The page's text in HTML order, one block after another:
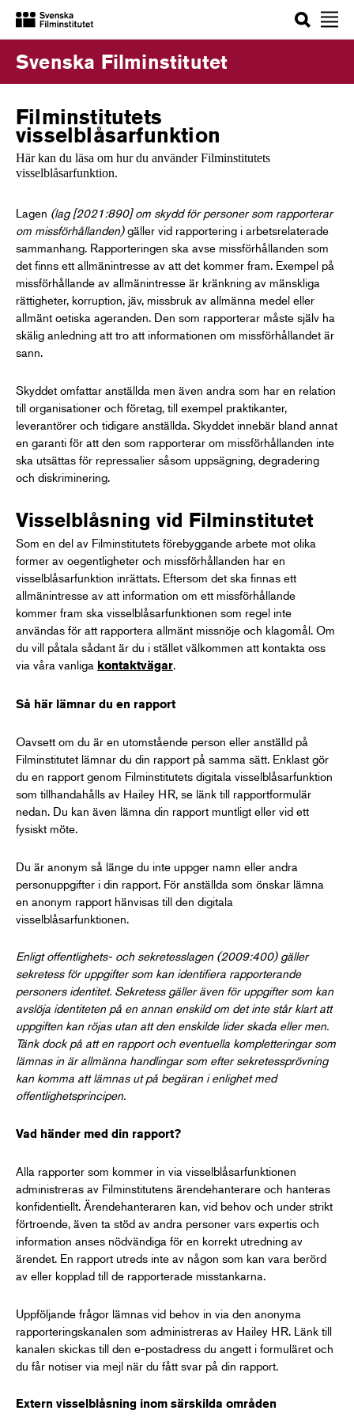
Sök
Svenska Filminstitutet
Filminstitutets
visselblåsarfunktion
Här kan du läsa om hur du använder Filminstitutets
visselblåsarfunktion.
Lagen (lag [2021:890] om skydd för personer som rapporterar
om missförhållanden)gäller vid rapportering i arbetsrelaterade
sammanhang. Rapporteringen ska avse missförhållanden som
det finns ett allmänintresse av att det kommer fram. Exempel på
missförhållande av allmänintresse är kränkning av mänskliga
rättigheter, korruption, jäv, missbruk av allmänna medel eller
allmänt oetiska ageranden. Den som rapporterar måste själv ha
skälig anledning att tro att informationen om missförhållandet är
sann.
Skyddet omfattar anställda men även andra som har en relation
till organisationer och företag, till exempel praktikanter,
leverantörer och tidigare anställda. Skyddet innebär bland annat
en garanti för att den som rapporterar om missförhållanden inte
ska utsättas för repressalier såsom uppsägning, degradering
och diskriminering.
Visselblåsning vid Filminstitutet
Som en del av Filminstitutets förebyggande arbete mot olika
former av oegentligheter och missförhållanden har en
visselblåsarfunktion inrättats. Eftersom det ska finnas ett
allmänintresse av att information om ett missförhållande
kommer fram ska visselblåsarfunktionen som regel inte
användas för att rapportera allmänt missnöje och klagomål. Om
du vill påtala sådant är du i stället välkommen att kontakta oss
via våra vanliga kontaktvägar.
Så här lämnar du en rapport
Oavsett om du är en utomstående person eller anställd på
Filminstitutet lämnar du din rapport på samma sätt. Enklast gör
du en rapport genom Filminstitutets digitala visselblåsarfunktion
som tillhandahålls av Hailey HR, se länk till rapportformulär
nedan. Du kan även lämna din rapport muntligt eller vid ett
fysiskt möte.
Du är anonym så länge du inte uppger namn eller andra
personuppgifter i din rapport. För anställda som önskar lämna
en anonym rapport hänvisas till den digitala
visselblåsarfunktionen.
Enligt offentlighets- och sekretesslagen (2009:400) gäller
sekretess för uppgifter som kan identifiera rapporterande
personers identitet. Sekretess gäller även för uppgifter som kan
avslöja identiteten på en annan enskild om det inte står klart att
uppgiften kan röjas utan att den enskilde lider skada eller men.
Tänk dock på att en rapport och eventuella kompletteringar som
lämnas in är allmänna handlingar som efter sekretessprövning
kan komma att lämnas ut på begäran i enlighet med
offentlighetsprincipen.
Vad händer med din rapport?
Alla rapporter som kommer in via visselblåsarfunktionen
administreras av Filminstitutens ärendehanterare och hanteras
konfidentiellt. Ärendehanteraren kan, vid behov och under strikt
förtroende, även ta stöd av andra personer vars expertis och
information anses nödvändiga för en korrekt utredning av
ärendet. En rapport utreds inte av någon som kan vara berörd
av eller kopplad till de rapporterade misstankarna.
Uppföljande frågor lämnas vid behov in via den anonyma
rapporteringskanalen som administreras av Hailey HR. Länk till
kanalen skickas till den e-postadress du angett i formuläret och
du får notiser via mejl när du fått svar på din rapport.
Extern visselblåsning inom särskilda områden